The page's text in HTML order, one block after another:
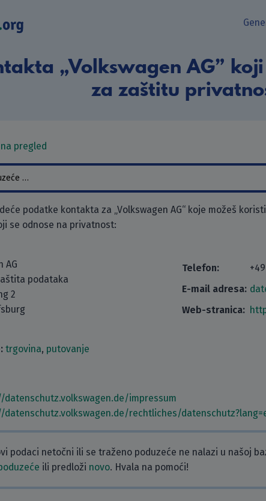
„Volkswagen AG”
za zaštitu
pregled
podatke kontakta za „Volkswagen AG“ koje možeš
se odnose na privatnost:
AG
podataka
2
Telefon:
E-mail adresa:
Web-stranica:
trgovina, putovanje
impressum
rechtliches/
podaci netočni ili se traženo poduzeće ne nalazi u našoj
ili predloži novo. Hvala na pomoći!